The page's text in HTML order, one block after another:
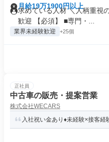
月給19万1900円以上
求めている人材 ＼人柄重視
歓迎 【必須】 ■専門・...
業界未経験歓迎 +25個
正社員
中古車の販売・提案営業
株式会社WECARS
入社祝い金あり♦︎未経験×接客